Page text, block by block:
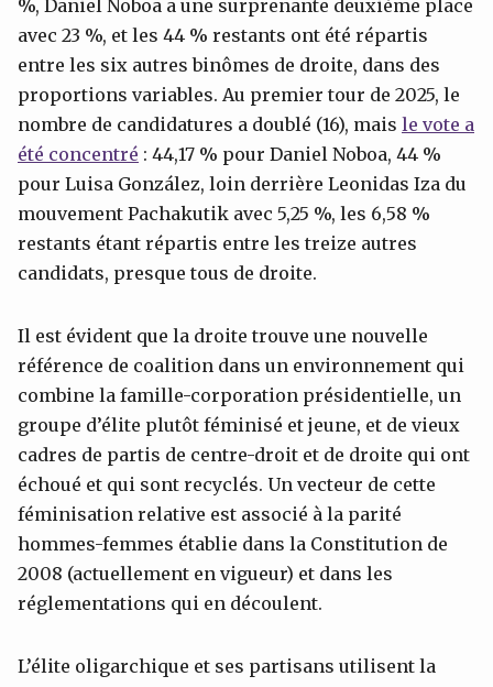
%, Daniel Noboa a une surprenante deuxième place
avec 23 %, et les 44 % restants ont été répartis
entre les six autres binômes de droite, dans des
proportions variables. Au premier tour de 2025, le
nombre de candidatures a doublé (16), mais le vote a
été concentré : 44,17 % pour Daniel Noboa, 44 %
pour Luisa González, loin derrière Leonidas Iza du
mouvement Pachakutik avec 5,25 %, les 6,58 %
restants étant répartis entre les treize autres
candidats, presque tous de droite.
Il est évident que la droite trouve une nouvelle
référence de coalition dans un environnement qui
combine la famille-corporation présidentielle, un
groupe d’élite plutôt féminisé et jeune, et de vieux
cadres de partis de centre-droit et de droite qui ont
échoué et qui sont recyclés. Un vecteur de cette
féminisation relative est associé à la parité
hommes-femmes établie dans la Constitution de
2008 (actuellement en vigueur) et dans les
réglementations qui en découlent.
L’élite oligarchique et ses partisans utilisent la